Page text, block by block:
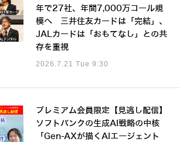
年で27社、年間7,000万コール規
模へ 三井住友カードは「完結」、
JALカードは「おもてなし」との共
存を重視
2026.7.21 Tue 9:30
プレミアム会員限定【見逃し配信】
ソフトバンクの生成AI戦略の中核
「Gen-AXが描くAIエージェント